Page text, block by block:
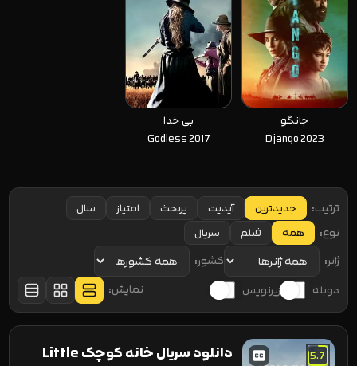
جانگو
Django 2023
بی خدا
Godless 2017
ترتیب: جدیدترین آپدیت پربحث امتیاز سال
نوع: همه فیلم سریال
ژانر: کشور:
دوبله زیرنویس نمایش: لیستگرید فشرده
5.7
دانلود سریال خانه کوچک Little